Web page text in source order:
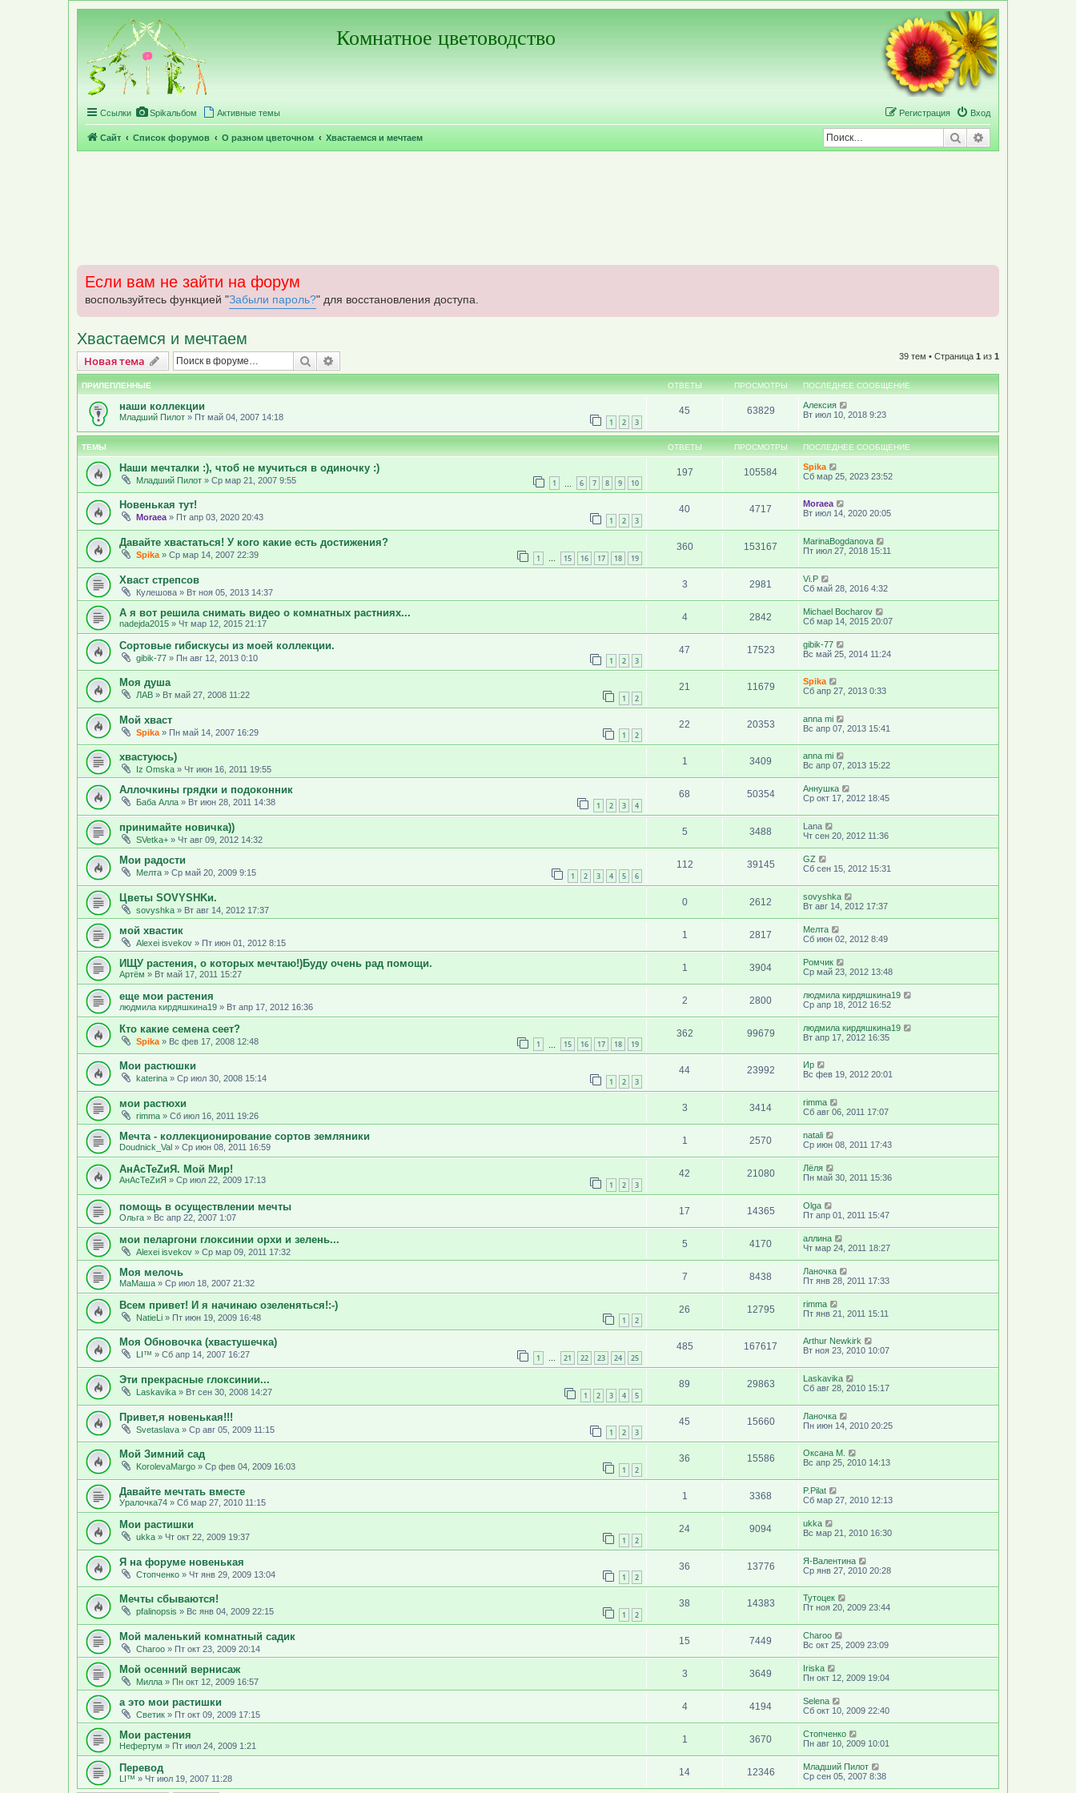
Регистрация Комнатное цветоводство
Ссылки Spikальбом Активные темы Вход
Регистрация
Сайт Список форумов О разном цветочном Хвастаемся и мечтаем Поиск
Если вам не зайти на форум
воспользуйтесь функцией "Забыли пароль?" для восстановления доступа.
Хвастаемся и мечтаем
Новая тема
Новаятема Поиск 39 тем • Страница 1 из 1
ПРИЛЕПЛЕННЫЕ ОТВЕТЫ ПРОСМОТРЫ ПОСЛЕДНЕЕ СООБЩЕНИЕ
наши коллекции
Младший Пилот » Пт май 04, 2007 14:18 1 2 3
45 63829
Алексия
Вт июл 10, 2018 9:23
ТЕМЫ ОТВЕТЫ ПРОСМОТРЫ ПОСЛЕДНЕЕ СООБЩЕНИЕ
Наши мечталки :), чтоб не мучиться в одиночку :)
Младший Пилот » Ср мар 21, 2007 9:55 1 6 7 8 9 10
197 105584
Spika
Сб мар 25, 2023 23:52
Новенькая тут!
Moraea » Пт апр 03, 2020 20:43 1 2 3
40 4717
Moraea
Вт июл 14, 2020 20:05
Давайте хвастаться! У кого какие есть достижения?
Spika » Ср мар 14, 2007 22:39 1 … 15 16 17 18 19
360 153167
MarinaBogdanova
Пт июл 27, 2018 15:11
Хваст стрепсов
Кулешова » Вт ноя 05, 2013 14:37
3 2981
Vi.P
Сб май 28, 2016 4:32
А я вот решила снимать видео о комнатных растниях...
nadejda2015 » Чт мар 12, 2015 21:17
4 2842
Michael Bocharov
Сб мар 14, 2015 20:07
Cортовые гибискусы из моей коллекции.
gibik-77 » Пн авг 12, 2013 0:10 1 2 3
47 17523
gibik-77
Вс май 25, 2014 11:24
Моя душа
ЛАВ » Вт май 27, 2008 11:22 1 2
21 11679
Spika
Сб апр 27, 2013 0:33
Мой хваст
Spika » Пн май 14, 2007 16:29 1 2
22 20353
anna mi
Вс апр 07, 2013 15:41
хвастуюсь)
Iz Omska » Чт июн 16, 2011 19:55
1 3409
anna mi
Вс апр 07, 2013 15:22
Аллочкины грядки и подоконник
Баба Алла » Вт июн 28, 2011 14:38 1 2 3 4
68 50354
Аннушка
Ср окт 17, 2012 18:45
принимайте новичка))
SVetka+ » Чт авг 09, 2012 14:32
5 3488
Lana
Чт сен 20, 2012 11:36
Мои радости
Мелта » Ср май 20, 2009 9:15 1 2 3 4 5 6
112 39145
GZ
Сб сен 15, 2012 15:31
Цветы SOVYSHKи.
sovyshka » Вт авг 14, 2012 17:37
0 2612
sovyshka
Вт авг 14, 2012 17:37
мой хвастик
Alexei isvekov » Пт июн 01, 2012 8:15
1 2817
Мелта
Сб июн 02, 2012 8:49
ИЩУ растения, о которых мечтаю!)Буду очень рад помощи.
Артём » Вт май 17, 2011 15:27
1 3904
Ромчик
Ср май 23, 2012 13:48
еще мои растения
людмила кирдяшкина19 » Вт апр 17, 2012 16:36
2 2800
людмила кирдяшкина19
Ср апр 18, 2012 16:52
Кто какие семена сеет?
Spika » Вс фев 17, 2008 12:48 1 15 16 17 18 19
362 99679
людмила кирдяшкина19
Вт апр 17, 2012 16:35
Мои растюшки
katerina » Ср июл 30, 2008 15:14 1 2 3
44 23992
Ир
Вс фев 19, 2012 20:01
мои растюхи
rimma » Сб июл 16, 2011 19:26
3 3414
rimma
Сб авг 06, 2011 17:07
Мечта - коллекционирование сортов земляники
Doudnick_Val » Ср июн 08, 2011 16:59
1 2570
natali
Ср июн 08, 2011 17:43
АнАсТеZиЯ. Мой Мир!
АнАсТеZиЯ » Ср июл 22, 2009 17:13 1 2 3
42 21080
Лёля
Пн май 30, 2011 15:36
помощь в осуществлении мечты
Ольга » Вс апр 22, 2007 1:07
17 14365
Olga
Пт апр 01, 2011 15:47
мои пеларгони глоксинии орхи и зелень...
Alexei isvekov » Ср мар 09, 2011 17:32
5 4170
аллина
Чт мар 24, 2011 18:27
Моя мелочь
МаМаша » Ср июл 18, 2007 21:32
7 8438
Ланочка
Пт янв 28, 2011 17:33
Всем привет! И я начинаю озеленяться!:-)
NatieLi » Пт июн 19, 2009 16:48 1 2
26 12795
rimma
Пт янв 21, 2011 15:11
Моя Обновочка (хвастушечка)
LI™ » Сб апр 14, 2007 16:27 1 … 21 22 23 24 25
485 167617
Arthur Newkirk
Вт ноя 23, 2010 10:07
Эти прекрасные глоксинии...
Laskavika » Вт сен 30, 2008 14:27 1 2 3 4 5
89 29863
Laskavika
Сб авг 28, 2010 15:17
Привет,я новенькая!!!
Svetaslava » Ср авг 05, 2009 11:15 1 2 3
45 15660
Ланочка
Пн июн 14, 2010 20:25
Мой Зимний сад
KorolevaMargo » Ср фев 04, 2009 16:03 1 2
36 15586
Оксана М.
Вс апр 25, 2010 14:13
Давайте мечтать вместе
Уралочка74 » Сб мар 27, 2010 11:15
1 3368
P.Pilat
Сб мар 27, 2010 12:13
Мои растишки
ukka » Чт окт 22, 2009 19:37 1 2
24 9094
ukka
Вс мар 21, 2010 16:30
Я на форуме новенькая
Стопченко » Чт янв 29, 2009 13:04 1 2
36 13776
Я-Валентина
Ср янв 27, 2010 20:28
Мечты сбываются!
pfalinopsis » Вс янв 04, 2009 22:15 1 2
38 14383
Тутоцек
Пт ноя 20, 2009 23:44
Мой маленький комнатный садик
Charoo » Пт окт 23, 2009 20:14
15 7449
Charoo
Вс окт 25, 2009 23:09
Мой осенний вернисаж
Милла » Пн окт 12, 2009 16:57
3 3649
Iriska
Пн окт 12, 2009 19:04
а это мои растишки
Светик » Пт окт 09, 2009 17:15
4 4194
Selena
Сб окт 10, 2009 22:40
Мои растения
Нефертум » Пт июл 24, 2009 1:21
1 3670
Стопченко
Пн авг 10, 2009 10:01
Перевод
LI™ » Чт июл 19, 2007 11:28
14 12346
Младший Пилот
Ср сен 05, 2007 8:38